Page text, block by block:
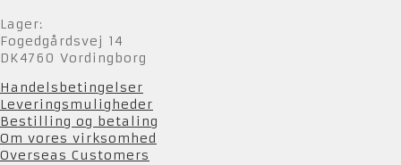
Lager:
Fogedgårdsvej 14
DK4760 Vordingborg
Handelsbetingelser
Leveringsmuligheder
Bestilling og betaling
Om vores virksomhed
Overseas Customers